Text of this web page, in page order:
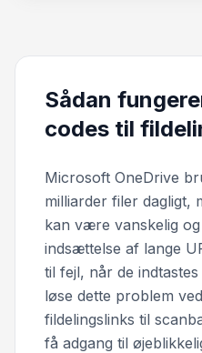
Sådan
codes til
Microsoft OneDrive
milliarder filer dagligt,
kan være vanskelig
indsættelse af lange
til fejl, når de
løse dette problem
fildelingslinks til
få adgang til